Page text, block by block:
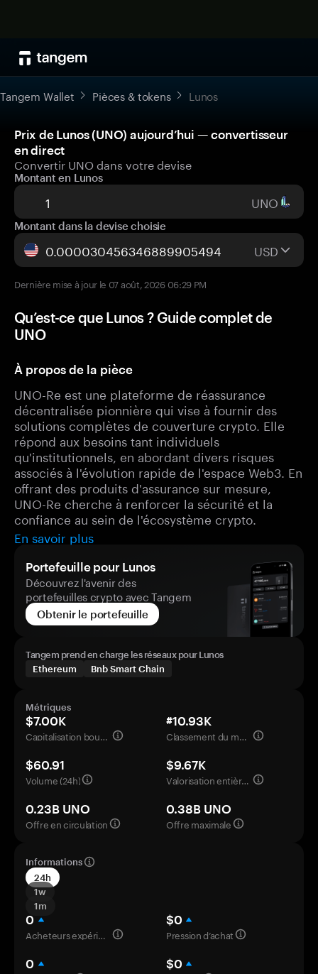
Tangem Wallet Pièces & tokens Lunos
Prix de Lunos (UNO) aujourd’hui — convertisseur
en direct
Convertir UNO dans votre devise
Montant en Lunos
UNO
Montant dans la devise choisie
USD
Dernière mise à jour le 07 août, 2026 06:29 PM
Qu’est-ce que Lunos ? Guide complet de
UNO
À propos de la pièce
UNO-Re est une plateforme de réassurance
décentralisée pionnière qui vise à fournir des
solutions complètes de couverture crypto. Elle
répond aux besoins tant individuels
qu'institutionnels, en abordant divers risques
associés à l'évolution rapide de l'espace Web3. En
offrant des produits d'assurance sur mesure,
UNO-Re cherche à renforcer la sécurité et la
confiance au sein de l'écosystème crypto.
En savoir plus
Portefeuille pour Lunos
Découvrez l'avenir des
portefeuilles crypto avec Tangem
Obtenir le portefeuille
Tangem prend en charge les réseaux pour Lunos
Ethereum
Bnb Smart Chain
Métriques
$7.00K
Capitalisation boursière
#10.93K
Classement du marché
$60.91
Volume (24h)
$9.67K
Valorisation entièrement diluée
0.23B UNO
Offre en circulation
0.38B UNO
Offre maximale
Informations
24h
1w
1m
0
Acheteurs expérimentés
$0
Pression d’achat
0
$0